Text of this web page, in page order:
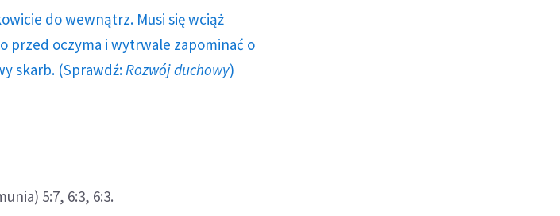
do wewnątrz. Musi się wciąż
przed oczyma i wytrwale zapominać o
skarb. (Sprawdź: Rozwój duchowy)
5:7, 6:3, 6:3.